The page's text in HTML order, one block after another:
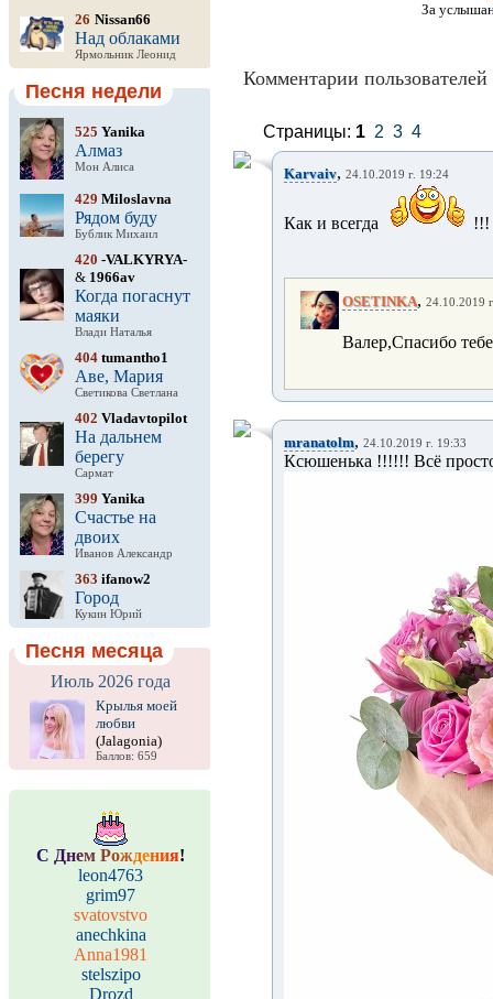
26 Nissan66
Над облаками
Ярмольник Леонид
Песня недели
525 Yanika
Алмаз
Мон Алиса
429 Miloslavna
Рядом буду
Бублик Михаил
420 -VALKYRYA-
& 1966av
Когда погаснут
маяки
Влади Наталья
404 tumantho1
Аве, Мария
Светикова Светлана
402 Vladavtopilot
На дальнем
берегу
Сармат
399 Yanika
Счастье на
двоих
Иванов Александр
363 ifanow2
Город
Кукин Юрий
Песня месяца
Июль 2026 года
Крылья моей
любви
(Jalagonia)
Баллов: 659
С Днем Рождения!
leon4763
grim97
svatovstvo
anechkina
Anna1981
stelszipo
Drozd
За
Комментарии пользователей
Страницы: 1 2 3 4
Karvaiv, 24.10.2019 г. 19:24
Как и всегда !!!
OSETINKA, 24.10.2019
Валер,Спасибо
mranatolm, 24.10.2019 г. 19:33
Ксюшенька !!!!!! Всё